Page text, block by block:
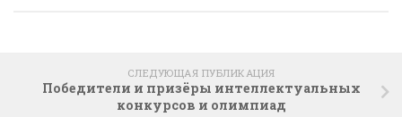
СЛЕДУЮЩАЯ ПУБЛИКАЦИЯ
Победители и призёры интеллектуальных
конкурсов и олимпиад